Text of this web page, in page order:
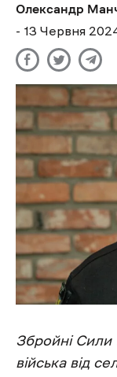
Олександр
- 13 Червня
Збройні Сили
війська від